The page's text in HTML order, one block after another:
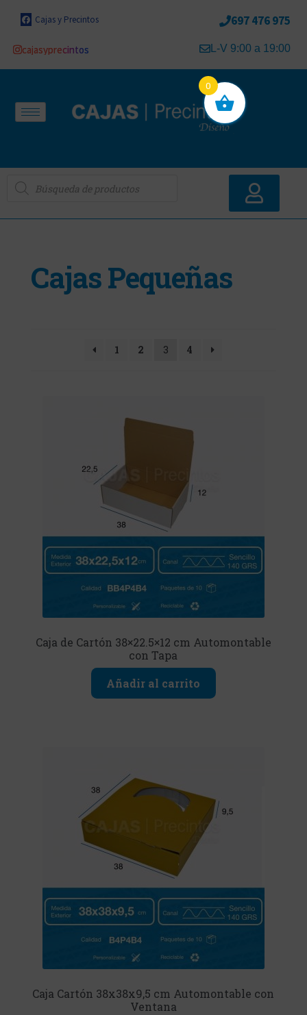
Cajas y Precintos
cajasyprecintos
697 476 975
L-V 9:00 a 19:00
Cajas Pequeñas
1 2 3 4
Caja de Cartón 38×22.5×12 cm Automontable
con Tapa
Añadir al carrito
Caja Cartón 38x38x9,5 cm Automontable con
Ventana
0